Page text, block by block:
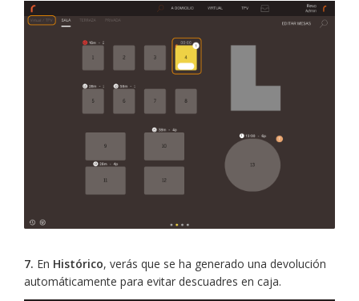
7. En Histórico, verás que se ha generado una devolución
automáticamente para evitar descuadres en caja.